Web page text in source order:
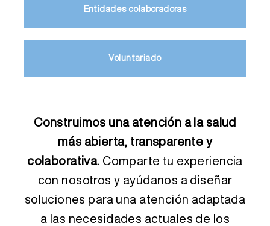
Entidades colaboradoras
Voluntariado
Construimos una atención a la salud
más abierta, transparente y
colaborativa. Comparte tu experiencia
con nosotros y ayúdanos a diseñar
soluciones para una atención adaptada
a las necesidades actuales de los